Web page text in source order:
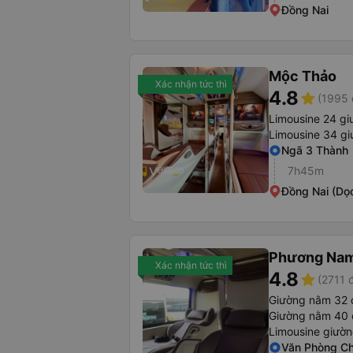
Đồng Nai
Xác nhận tức thì Mộc Thảo
4.8star (1995
Limousine 24
Limousine 34
Ngã 3 Thành
7h45m
Đồng Nai
Xác nhận tức thì Phương
4.8star (2711
Giường nằm 32
Giường nằm 40
Limousine
Văn Phòng